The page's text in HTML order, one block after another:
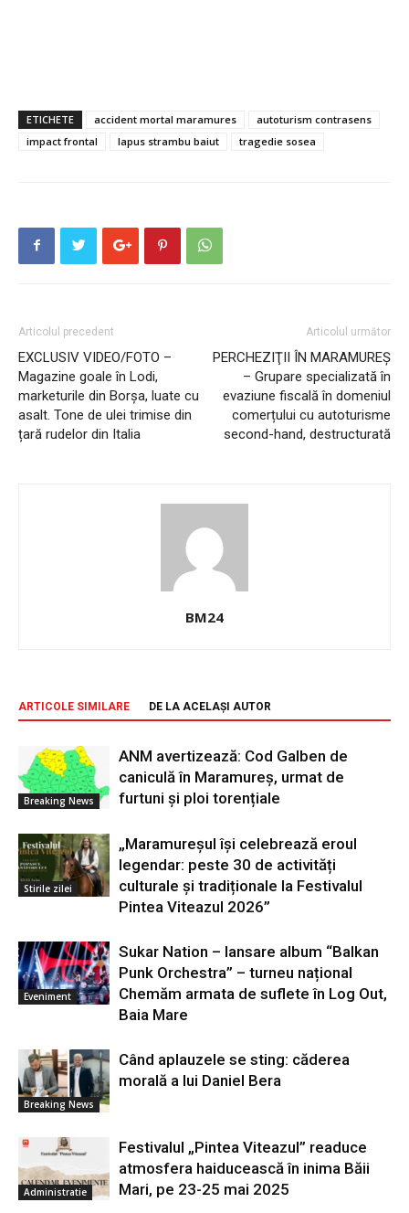
ETICHETE accident mortal maramures
autoturism contrasens
impact frontal
lapus strambu baiut tragedie sosea
Articolul precedent
EXCLUSIV VIDEO/FOTO –
Magazine goale în Lodi,
marketurile din Borșa, luate cu
asalt. Tone de ulei trimise din
țară rudelor din Italia
Articolul următor
PERCHEZIŢII ÎN MARAMUREŞ
– Grupare specializată în
evaziune fiscală în domeniul
comerțului cu autoturisme
second-hand, destructurată
BM24
ARTICOLE SIMILARE DE LA ACELAȘI AUTOR
Breaking News
ANM avertizează: Cod Galben de
caniculă în Maramureș, urmat de
furtuni și ploi torențiale
Stirile zilei
„Maramureșul își celebrează eroul
legendar: peste 30 de activități
culturale și tradiționale la Festivalul
Pintea Viteazul 2026”
Eveniment
Sukar Nation – lansare album “Balkan
Punk Orchestra” – turneu național
Chemăm armata de suflete în Log Out,
Baia Mare
Breaking News
Când aplauzele se sting: căderea
morală a lui Daniel Bera
Administratie
Festivalul „Pintea Viteazul” readuce
atmosfera haiducească în inima Băii
Mari, pe 23-25 mai 2025